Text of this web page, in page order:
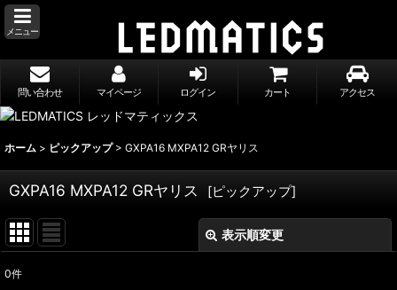
メニュー
問い合わせ マイページ ログイン カート アクセス
ホーム > ピックアップ > GXPA16 MXPA12 GRヤリス
GXPA16 MXPA12 GRヤリス [ピックアップ]
表示順変更
0件